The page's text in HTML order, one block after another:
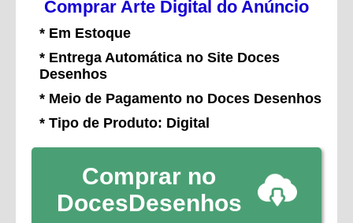
Comprar Arte Digital do Anúncio
* Em Estoque
* Entrega Automática no Site Doces
Desenhos
* Meio de Pagamento no Doces Desenhos
* Tipo de Produto: Digital
Comprar no
DocesDesenhos